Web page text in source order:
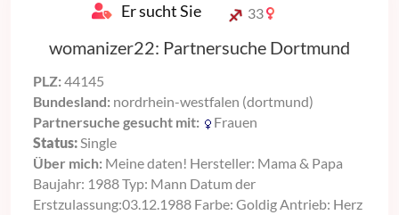
Er sucht Sie 33
womanizer22: Partnersuche Dortmund
PLZ: 44145
Bundesland: nordrhein-westfalen (dortmund)
Partnersuche gesucht mit:
Frauen
Status:Single
Über mich: Meine daten! Hersteller: Mama & Papa
Baujahr: 1988 Typ: Mann Datum der
Erstzulassung:03.12.1988 Farbe: Goldig Antrieb: Herz